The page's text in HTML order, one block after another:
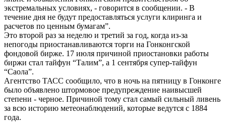
экстремальных условиях, - говорится в сообщении. - В
течение дня не будут предоставляться услуги клиринга и
расчетов по ценным бумагам”.
Это второй раз за неделю и третий за год, когда из-за
непогоды приостанавливаются торги на Гонконгской
фондовой бирже. 17 июля причиной приостановки работы
биржи стал тайфун “Талим”, а 1 сентября супер-тайфун
“Саола”.
Агентство ТАСС сообщило, что в ночь на пятницу в Гонконге
было объявлено штормовое предупреждение наивысшей
степени - черное. Причиной тому стал самый сильный ливень
за всю историю метеонаблюдений, которые ведутся с 1884
года.